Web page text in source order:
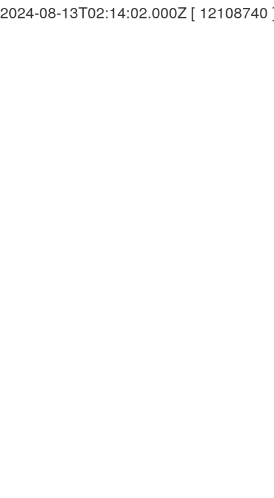
2024-08-13T02:14:02.000Z [ 12108740